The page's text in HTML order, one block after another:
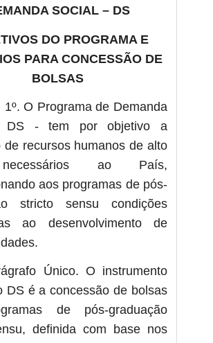
SOCIAL – DS
DO PROGRAMA E
PARA CONCESSÃO DE
BOLSAS
1º. O Programa de Demanda
DS - tem por objetivo a
de recursos humanos de alto
ao País,
aos programas de pós-
stricto sensu condições
ao desenvolvimento de
Único. O instrumento
DS é a concessão de bolsas
de pós-graduação
definida com base nos